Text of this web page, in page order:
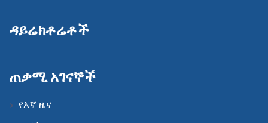
ዳይሬክቶሬቶች
ጠቃሚ አገናኞች
የእኛ ዜና